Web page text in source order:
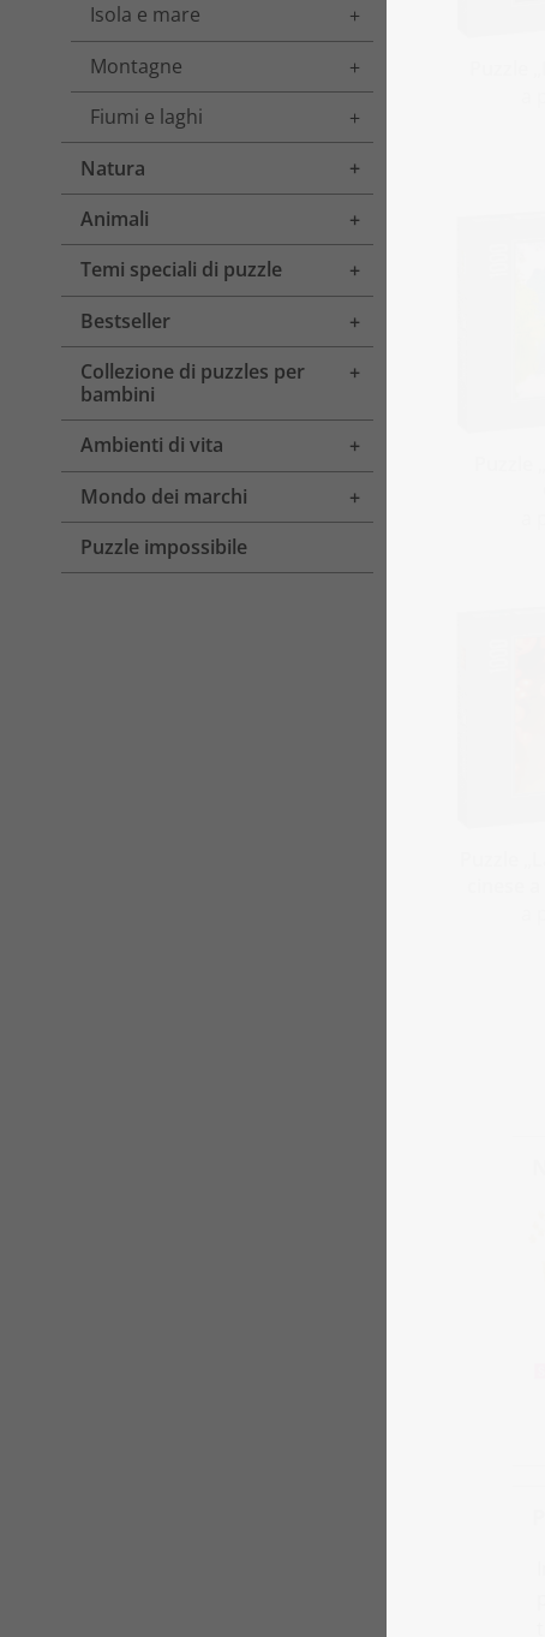
Isola e mare
Toggle menu
Montagne
Toggle menu
Fiumi e laghi
Toggle menu
Natura
Toggle menu
Animali
Toggle menu
Temi speciali di puzzle
Toggle menu
Bestseller
Toggle menu
Collezione di puzzles per
bambini
Toggle menu
Ambienti di vita
Toggle menu
Mondo dei marchi
Toggle menu
Puzzle impossibile